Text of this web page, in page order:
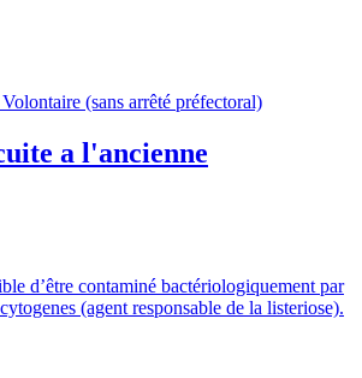
Volontaire (sans arrêté préfectoral)
a l'ancienne
d’être contaminé bactériologiquement par
(agent responsable de la listeriose).